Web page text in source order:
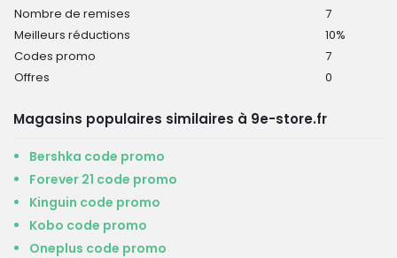
Nombre de remises
7
Meilleurs réductions
10%
Codes promo
7
Offres
0
Magasins populaires similaires à 9e-store.fr
Bershka code promo
Forever 21 code promo
Kinguin code promo
Kobo code promo
Oneplus code promo